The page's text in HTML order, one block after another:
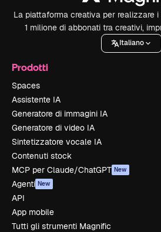
La piattaforma creativa per realizzare
1 milione di abbonati tra creativi,
Italiano
Prodotti
Spaces
Assistente IA
Generatore di immagini IA
Generatore di video IA
Sintetizzatore vocale IA
Contenuti stock
MCP per Claude/ChatGPT New
Agenti New
API
App mobile
Tutti gli strumenti Magnific